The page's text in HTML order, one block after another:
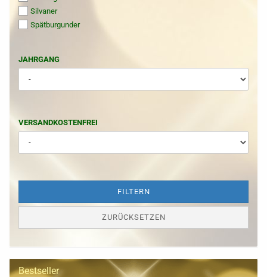
Silvaner
Spätburgunder
JAHRGANG
JAHRGANG
VERSANDKOSTENFREI
VERSANDKOSTENFREI
FILTERN
ZURÜCKSETZEN
Bestseller